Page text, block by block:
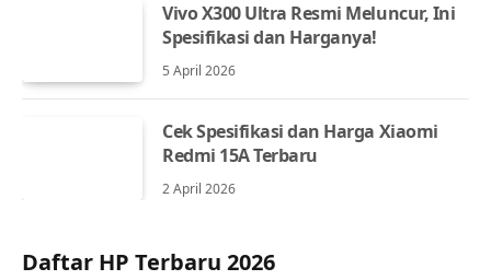
Vivo X300 Ultra Resmi Meluncur, Ini
Spesifikasi dan Harganya!
5 April 2026
Cek Spesifikasi dan Harga Xiaomi
Redmi 15A Terbaru
2 April 2026
Daftar HP Terbaru 2026